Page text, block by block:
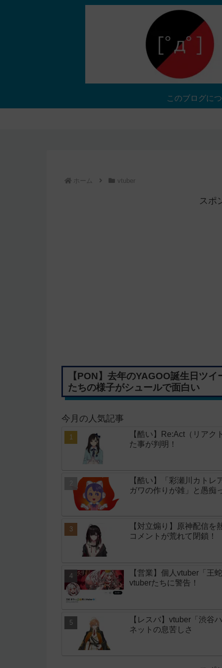
このブログに
ホーム vtuber
スポ
【PON】去年のYAGOO誕生日ツ
たちの様子がシュールで面白い
今月の人気記事
【酷い】Re:Act（リア
た事が判明！
【酷い】「彩瀬川カト
ガワの作りが雑」と愚痴
【対立煽り】原神配信
コメントが荒れて閉鎖！
【営業】個人vtuber「王
vtuberたちに警告！
【レスバ】vtuber「渋
ネットの息苦しさ